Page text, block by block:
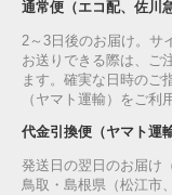
通常便（エコ配、佐川
2～3日後のお届け。サ
お送りできる際は、ご
ます。確実な日時のご
（ヤマト運輸）をご利
代金引換便（ヤマト運輸
発送日の翌日のお届け
鳥取・島根県（松江市